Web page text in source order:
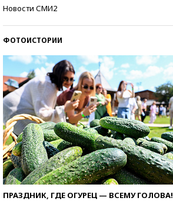
Новости СМИ2
ФОТОИСТОРИИ
ПРАЗДНИК, ГДЕ ОГУРЕЦ — ВСЕМУ ГОЛОВА!